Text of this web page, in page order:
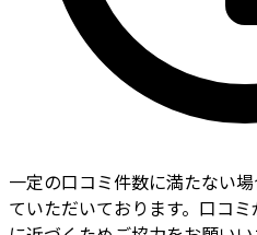
一定の口コミ件数に満たない
ていただいております。口コ